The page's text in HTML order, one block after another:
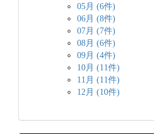
05月 (6件)
06月 (8件)
07月 (7件)
08月 (6件)
09月 (4件)
10月 (11件)
11月 (11件)
12月 (10件)